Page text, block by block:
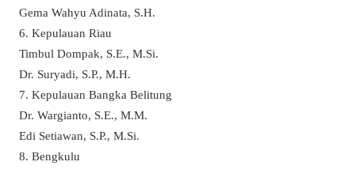
Gema Wahyu Adinata, S.H.
6. Kepulauan Riau
Timbul Dompak, S.E., M.Si.
Dr. Suryadi, S.P., M.H.
7. Kepulauan Bangka Belitung
Dr. Wargianto, S.E., M.M.
Edi Setiawan, S.P., M.Si.
8. Bengkulu